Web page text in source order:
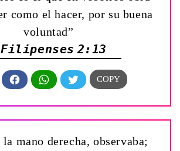
como el hacer, por su buena
voluntad”
Filipenses 2:13
mano derecha, observaba;